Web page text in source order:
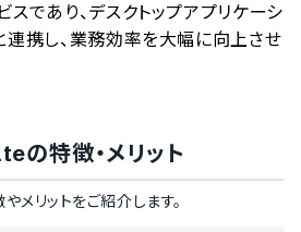
スであり、デスクトップアプリケーシ
連携し、業務効率を大幅に向上させ
の特徴・メリット
メリットをご紹介します。